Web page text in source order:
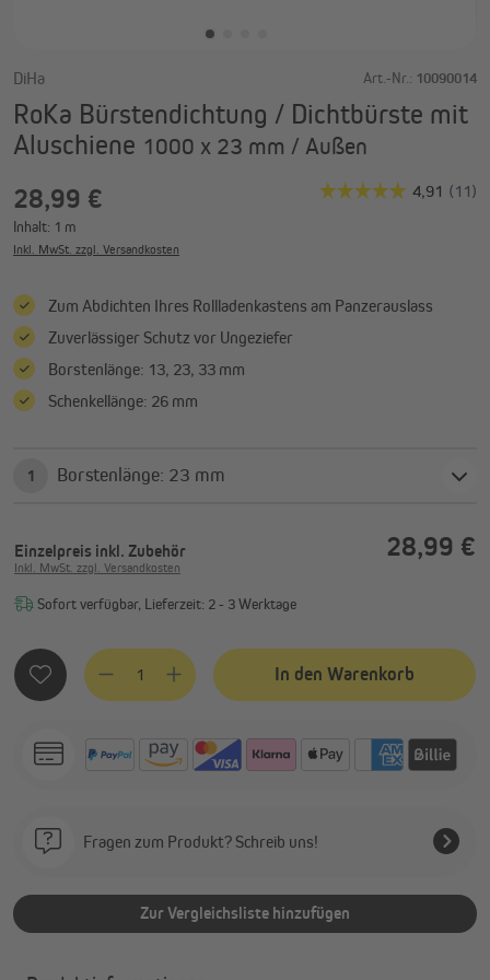
DiHa Art.-Nr.: 10090014
RoKa Bürstendichtung / Dichtbürste mit
Aluschiene 1000 x 23 mm / Außen
28,99 €
Inhalt: 1 m
Inkl. MwSt. zzgl. Versandkosten
Zum Abdichten Ihres Rollladenkastens am Panzerauslass
Zuverlässiger Schutz vor Ungeziefer
Borstenlänge: 13, 23, 33 mm
Schenkellänge: 26 mm
1 Borstenlänge: 23 mm
Einzelpreis inkl. Zubehör 28,99 €
Inkl. MwSt. zzgl. Versandkosten
Sofort verfügbar, Lieferzeit: 2 - 3 Werktage
Produkt Anzahl: Gib den gewünschten Wert ein oder
In den Warenkorb
Fragen zum Produkt? Schreib uns!
Zur Vergleichsliste hinzufügen